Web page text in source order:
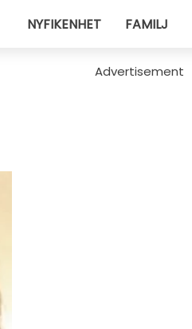
NYFIKENHET FAMILJ
Advertisement